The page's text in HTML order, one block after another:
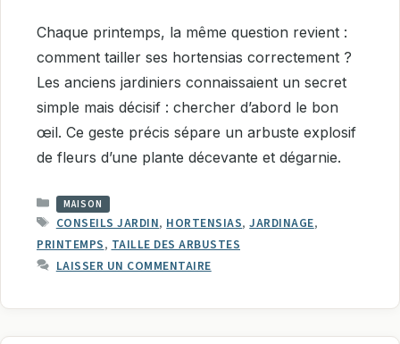
Chaque printemps, la même question revient :
comment tailler ses hortensias correctement ?
Les anciens jardiniers connaissaient un secret
simple mais décisif : chercher d’abord le bon
œil. Ce geste précis sépare un arbuste explosif
de fleurs d’une plante décevante et dégarnie.
CATÉGORIES
MAISON
ÉTIQUETTES
CONSEILS JARDIN, HORTENSIAS,JARDINAGE,
PRINTEMPS, TAILLE DES ARBUSTES
LAISSER UN COMMENTAIRE